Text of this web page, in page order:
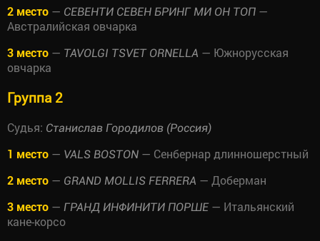
2 место — СЕВЕНТИ СЕВЕН БРИНГ МИ ОН ТОП —
Австралийская овчарка
3 место — TAVOLGI TSVET ORNELLA — Южнорусская
овчарка
Группа 2
Судья: Станислав Городилов (Россия)
1 место — VALS BOSTON — Сенбернар длинношерстный
2 место — GRAND MOLLIS FERRERA — Доберман
3 место — ГРАНД ИНФИНИТИ ПОРШЕ — Итальянский
кане-корсо